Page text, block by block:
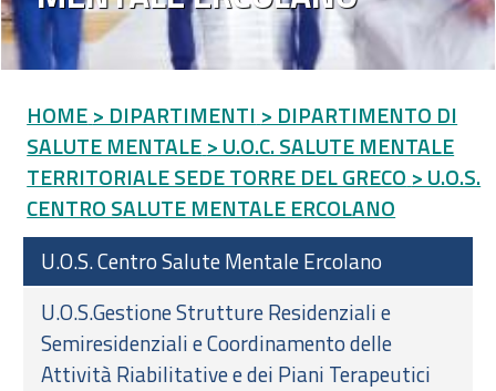
HOME > DIPARTIMENTI > DIPARTIMENTO DI
SALUTE MENTALE > U.O.C. SALUTE MENTALE
TERRITORIALE SEDE TORRE DEL GRECO > U.O.S.
CENTRO SALUTE MENTALE ERCOLANO
U.O.S. Centro Salute Mentale Ercolano
U.O.S.Gestione Strutture Residenziali e
Semiresidenziali e Coordinamento delle
Attività Riabilitative e dei Piani Terapeutici